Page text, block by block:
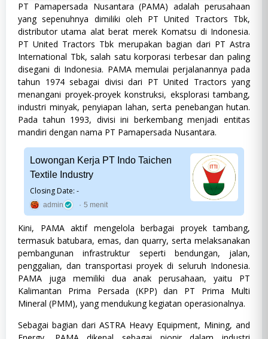
Diposting oleh :
admin
Tanggal publikasi
: Desember 19, 2024
Kategori :
D3,Ekonomi dan Bisnis,Fresh
Graduate,Full Time,Komputer dan
Teknologi
Management Trainee,
Matematika & IPA (MIPA),Mining
S1 ,Sastra dan Budaya , Sosial dan
Humaniora,SWASTA,TeknikD3,
Ekonomi
dan
Bisnis,
Fresh
Full
Time,
Komputer
dan
Teknologi,
Management
Matematika
&
IPA
(MIPA),
Mining,
S1,
Sastra
dan
Budaya,
Sosial
Humaniora,
SWASTA,
Lokasi :
Jakarta,Jawa Tengah,Kalimantan
Barat,Kalimantan Selatan,
Kalimantan Tengah,Kalimantan
Timur,Kalimantan Utara,Sumatera
Selatan
Jenis Pekerjaan
:
Full Time
Pendidikan
Pengalaman
PT Pamapersada Nusantara (PAMA) adalah perusahaan
yang sepenuhnya dimiliki oleh PT United Tractors Tbk,
distributor utama alat berat merek Komatsu di Indonesia.
PT United Tractors Tbk merupakan bagian dari PT Astra
International Tbk, salah satu korporasi terbesar dan paling
disegani di Indonesia. PAMA memulai perjalanannya pada
tahun 1974 sebagai divisi dari PT United Tractors yang
menangani proyek-proyek konstruksi, eksplorasi tambang,
industri minyak, penyiapan lahan, serta penebangan hutan.
Pada tahun 1993, divisi ini berkembang menjadi entitas
mandiri dengan nama PT Pamapersada Nusantara.
Lowongan Kerja PT Indo Taichen
Textile Industry
Closing Date: -
admin 5 menit
Kini, PAMA aktif mengelola berbagai proyek tambang,
termasuk batubara, emas, dan quarry, serta melaksanakan
pembangunan infrastruktur seperti bendungan, jalan,
penggalian, dan transportasi proyek di seluruh Indonesia.
PAMA juga memiliki dua anak perusahaan, yaitu PT
Kalimantan Prima Persada (KPP) dan PT Prima Multi
Mineral (PMM), yang mendukung kegiatan operasionalnya.
Sebagai bagian dari ASTRA Heavy Equipment, Mining, and